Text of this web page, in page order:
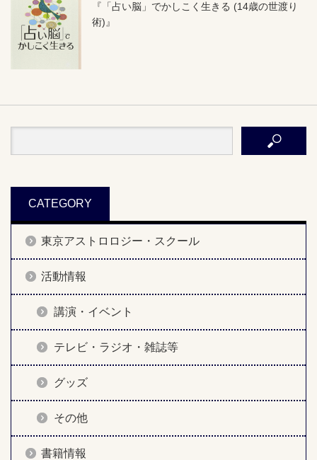
『「占い脳」でかしこく生きる (14歳の世渡り
術)』
CATEGORY
東京アストロロジー・スクール
活動情報
講演・イベント
テレビ・ラジオ・雑誌等
グッズ
その他
書籍情報